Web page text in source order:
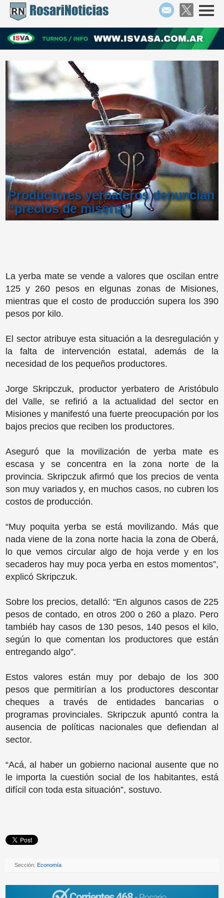
Productores yerbateros denuncian
“precios de miseria”
La yerba mate se vende a valores que oscilan entre
125 y 260 pesos en elgunas zonas de Misiones,
mientras que el costo de producción supera los 390
pesos por kilo.
El sector atribuye esta situación a la desregulación y
la falta de intervención estatal, además de la
necesidad de los pequeños productores.
Jorge Skripczuk, productor yerbatero de Aristóbulo
del Valle, se refirió a la actualidad del sector en
Misiones y manifestó una fuerte preocupación por los
bajos precios que reciben los productores.
Aseguró que la movilización de yerba mate es
escasa y se concentra en la zona norte de la
provincia. Skripczuk afirmó que los precios de venta
son muy variados y, en muchos casos, no cubren los
costos de producción.
“Muy poquita yerba se está movilizando. Más que
nada viene de la zona norte hacia la zona de Oberá,
lo que vemos circular algo de hoja verde y en los
secaderos hay muy poca yerba en estos momentos”,
explicó Skripczuk.
Sobre los precios, detalló: “En algunos casos de 225
pesos de contado, en otros 200 o 260 a plazo. Pero
tambiéb hay casos de 130 pesos, 140 pesos el kilo,
según lo que comentan los productores que están
entregando algo”.
Estos valores están muy por debajo de los 300
pesos que permitirían a los productores descontar
cheques a través de entidades bancarias o
programas provinciales. Skripczuk apuntó contra la
ausencia de políticas nacionales que defiendan al
sector.
“Acá, al haber un gobierno nacional ausente que no
le importa la cuestión social de los habitantes, está
difícil con toda esta situación”, sostuvo.
Sección: Economía